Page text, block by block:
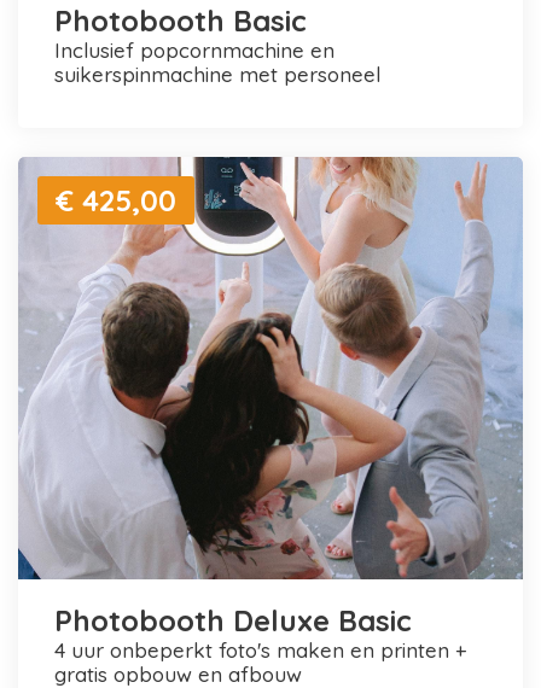
Photobooth Basic
inclusief popcornmachine en
suikerspinmachine met personeel
€ 425,00
Photobooth Deluxe Basic
4 uur onbeperkt foto's maken en printen +
gratis opbouw en afbouw